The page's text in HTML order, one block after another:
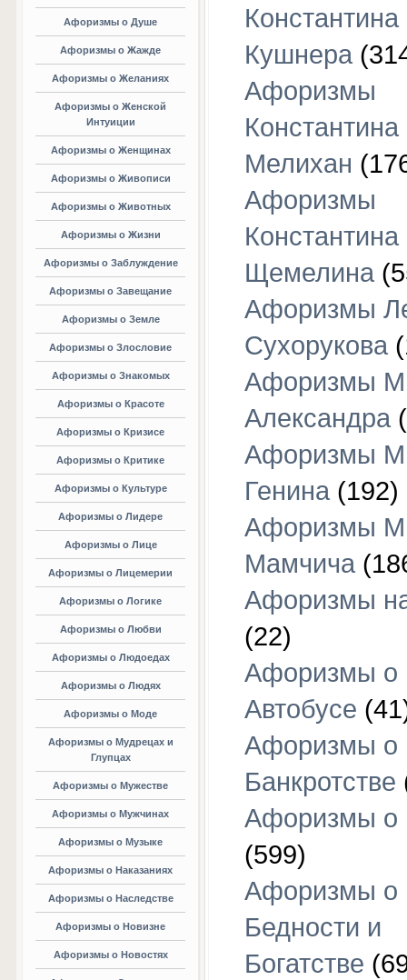
Афоризмы о Душе
Афоризмы о Жажде
Афоризмы о Желаниях
Афоризмы о Женской
Интуиции
Афоризмы о Женщинах
Афоризмы о Живописи
Афоризмы о Животных
Афоризмы о Жизни
Афоризмы о Заблуждение
Афоризмы о Завещание
Афоризмы о Земле
Афоризмы о Злословие
Афоризмы о Знакомых
Афоризмы о Красоте
Афоризмы о Кризисе
Афоризмы о Критике
Афоризмы о Культуре
Афоризмы о Лидере
Афоризмы о Лице
Афоризмы о Лицемерии
Афоризмы о Логике
Афоризмы о Любви
Афоризмы о Людоедах
Афоризмы о Людях
Афоризмы о Моде
Афоризмы о Мудрецах и
Глупцах
Афоризмы о Мужестве
Афоризмы о Мужчинах
Афоризмы о Музыке
Афоризмы о Наказаниях
Афоризмы о Наследстве
Афоризмы о Новизне
Афоризмы о Новостях
Константина
Кушнера
Афоризмы
Константина
Мелихан
Афоризмы
Константина
Щемелина
Афоризмы
Сухорукова
Афоризмы
Александра
Афоризмы
Генина (192)
Афоризмы
Мамчича
Афоризмы
(22)
Афоризмы о
Автобусе
Афоризмы о
Банкротстве
Афоризмы о
(599)
Афоризмы о
Бедности и
Богатстве